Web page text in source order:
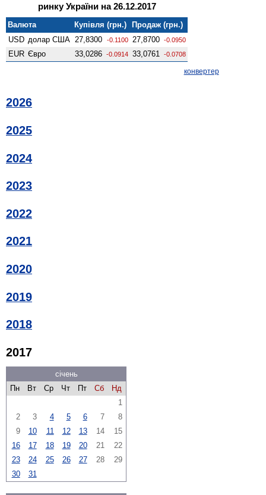
ринку України на 26.12.2017
Валюта Купівля (грн.)
Продаж (грн.)
USD долар США 27,8300 -0.1100 27,8700 -0.0950
EUR Євро 33,0286 -0.0914 33,0761 -0.0708
конвертер
2026
2025
2024
2023
2022
2021
2020
2019
2018
2017
січень
Пн
Вт Ср Чт Пт Сб
Нд
1
2
3 4 5 6 7
8
9
10 11 12 13 14
15
16
17 18 19 20 21
22
23
24 25 26 27 28
29
30
31